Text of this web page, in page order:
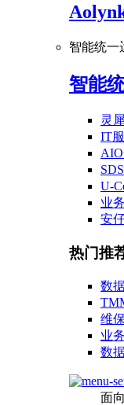
智能统一
智能
灵
IT
U-
业
安
热门推
数
维
业
数
面